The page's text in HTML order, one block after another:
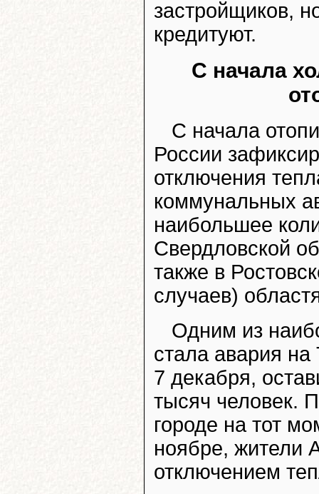
застройщиков,
кредитуют.
С начала
С начала
России
отключения
коммунальных
наибольшее
Свердловской
также в
случаев)
Одним из
стала авария
7 декабря,
тысяч человек.
городе на тот
ноябре, жители
отключением